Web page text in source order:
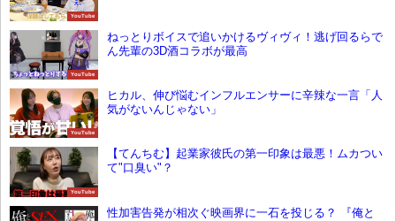
YouTube
YouTube
ねっとりボイスで追いかけるヴィヴィ！逃げ回るらで
ん先輩の3D酒コラボが最高
YouTube
ヒカル、伸び悩むインフルエンサーに辛辣な一言「人
気がないんじゃない」
YouTube
【てんちむ】起業家彼氏の第一印象は最悪！ムカつい
て"口臭い"？
性加害告発が相次ぐ映画界に一石を投じる？ 『俺と